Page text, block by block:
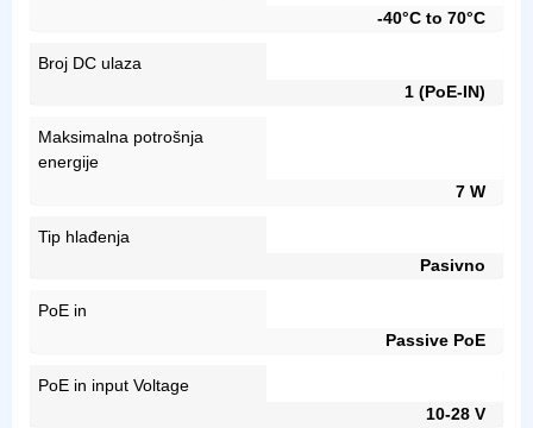
-40°C to 70°C
Broj DC ulaza
1 (PoE-IN)
Maksimalna potrošnja
energije
7 W
Tip hlađenja
Pasivno
PoE in
Passive PoE
PoE in input Voltage
10-28 V